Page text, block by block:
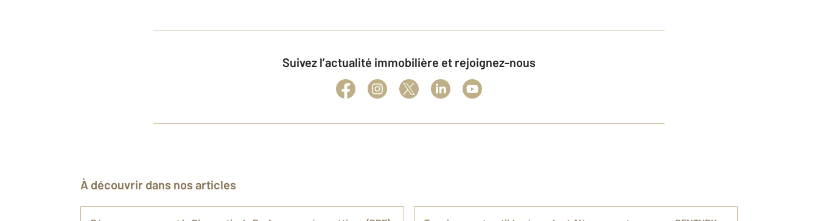
Suivez l’actualité immobilière et rejoignez-nous
À découvrir dans nos articles